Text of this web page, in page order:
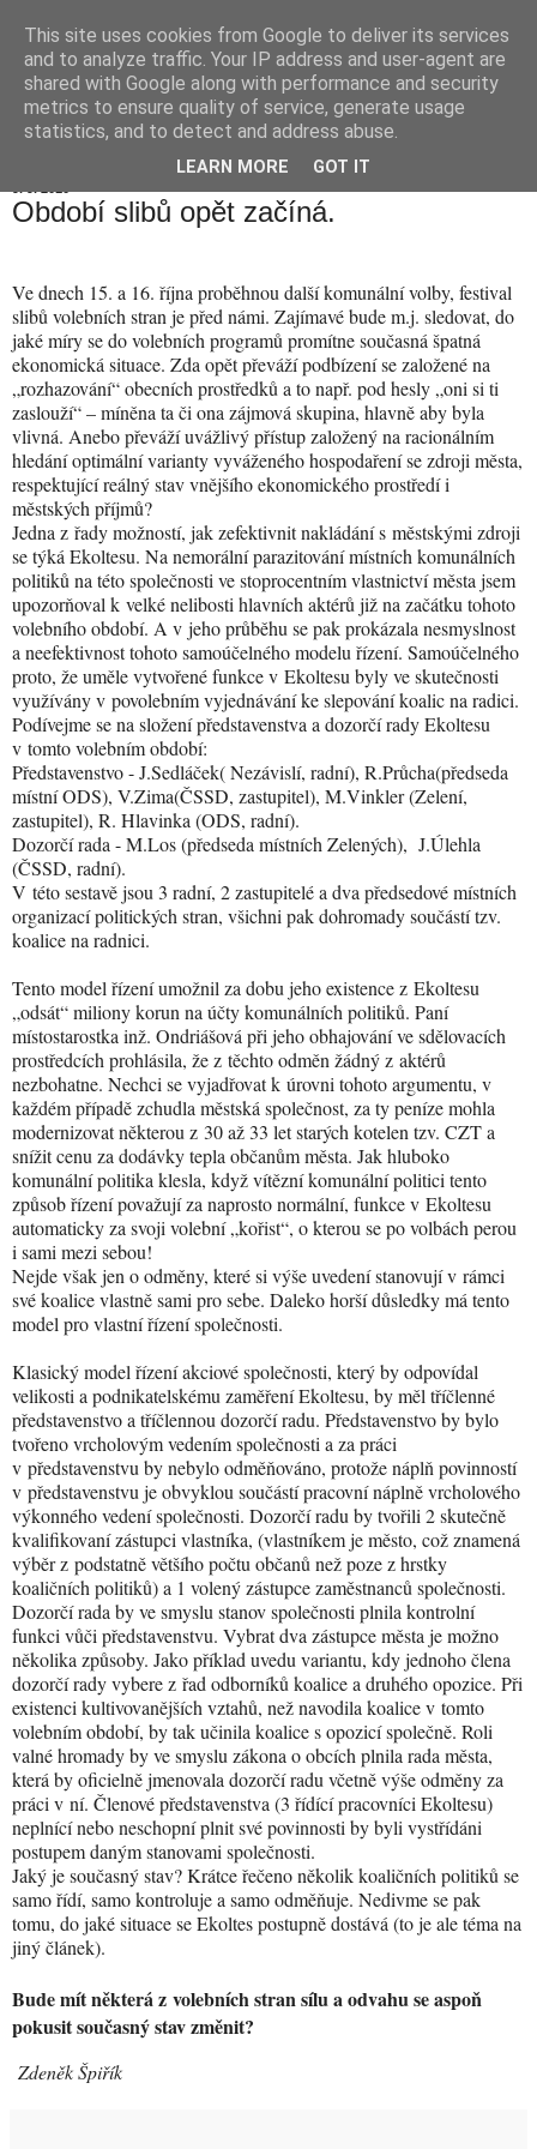
Hranické listy
Období slibů opět začíná.
Ve dnech 15. a 16. října proběhnou další komunální volby, festival
slibů volebních stran je před námi. Zajímavé bude m.j. sledovat, do
jaké míry se do volebních programů promítne současná špatná
ekonomická situace. Zda opět převáží podbízení se založené na
„rozhazování“ obecních prostředků a to např. pod hesly „oni si ti
zaslouží“ – míněna ta či ona zájmová skupina, hlavně aby byla
vlivná. Anebo převáží uvážlivý přístup založený na racionálním
hledání optimální varianty vyváženého hospodaření se zdroji města,
respektující reálný stav vnějšího ekonomického prostředí i
městských příjmů?
Jedna z řady možností, jak zefektivnit nakládání s městskými zdroji
se týká Ekoltesu. Na nemorální parazitování místních komunálních
politiků na této společnosti ve stoprocentním vlastnictví města jsem
upozorňoval k velké nelibosti hlavních aktérů již na začátku tohoto
volebního období. A v jeho průběhu se pak prokázala nesmyslnost
a neefektivnost tohoto samoúčelného modelu řízení. Samoúčelného
proto, že uměle vytvořené funkce v Ekoltesu byly ve skutečnosti
využívány v povolebním vyjednávání ke slepování koalic na radici.
Podívejme se na složení představenstva a dozorčí rady Ekoltesu
v tomto volebním období:
Představenstvo - J.Sedláček( Nezávislí, radní), R.Průcha(předseda
místní ODS), V.Zima(ČSSD, zastupitel), M.Vinkler (Zelení,
zastupitel), R. Hlavinka (ODS, radní).
Dozorčí rada - M.Los (předseda místních Zelených), J.Úlehla
(ČSSD, radní).
V této sestavě jsou 3 radní, 2 zastupitelé a dva předsedové místních
organizací politických stran, všichni pak dohromady součástí tzv.
koalice na radnici.
Tento model řízení umožnil za dobu jeho existence z Ekoltesu
„odsát“ miliony korun na účty komunálních politiků. Paní
místostarostka inž. Ondriášová při jeho obhajování ve sdělovacích
prostředcích prohlásila, že z těchto odměn žádný z aktérů
nezbohatne. Nechci se vyjadřovat k úrovni tohoto argumentu, v
každém případě zchudla městská společnost, za ty peníze mohla
modernizovat některou z 30 až 33 let starých kotelen tzv. CZT a
snížit cenu za dodávky tepla občanům města. Jak hluboko
komunální politika klesla, když vítězní komunální politici tento
způsob řízení považují za naprosto normální, funkce v Ekoltesu
automaticky za svoji volební „kořist“, o kterou se po volbách perou
i sami mezi sebou!
Nejde však jen o odměny, které si výše uvedení stanovují v rámci
své koalice vlastně sami pro sebe. Daleko horší důsledky má tento
model pro vlastní řízení společnosti.
Klasický model řízení akciové společnosti, který by odpovídal
velikosti a podnikatelskému zaměření Ekoltesu, by měl tříčlenné
představenstvo a tříčlennou dozorčí radu. Představenstvo by bylo
tvořeno vrcholovým vedením společnosti a za práci
v představenstvu by nebylo odměňováno, protože náplň povinností
v představenstvu je obvyklou součástí pracovní náplně vrcholového
výkonného vedení společnosti. Dozorčí radu by tvořili 2 skutečně
kvalifikovaní zástupci vlastníka, (vlastníkem je město, což znamená
výběr z podstatně většího počtu občanů než poze z hrstky
koaličních politiků) a 1 volený zástupce zaměstnanců společnosti.
Dozorčí rada by ve smyslu stanov společnosti plnila kontrolní
funkci vůči představenstvu. Vybrat dva zástupce města je možno
několika způsoby. Jako příklad uvedu variantu, kdy jednoho člena
dozorčí rady vybere z řad odborníků koalice a druhého opozice. Při
existenci kultivovanějších vztahů, než navodila koalice v tomto
volebním období, by tak učinila koalice s opozicí společně. Roli
valné hromady by ve smyslu zákona o obcích plnila rada města,
která by oficielně jmenovala dozorčí radu včetně výše odměny za
práci v ní. Členové představenstva (3 řídící pracovníci Ekoltesu)
neplnící nebo neschopní plnit své povinnosti by byli vystřídáni
postupem daným stanovami společnosti.
Jaký je současný stav? Krátce řečeno několik koaličních politiků se
samo řídí, samo kontroluje a samo odměňuje. Nedivme se pak
tomu, do jaké situace se Ekoltes postupně dostává (to je ale téma na
jiný článek).
Bude mít některá z volebních stran sílu a odvahu se aspoň
pokusit současný stav změnit?
Zdeněk Špiřík
This site uses cookies from Google to deliver its services
and to analyze traffic. Your IP address and user-agent are
shared with Google along with performance and security
metrics to ensure quality of service, generate usage
statistics, and to detect and address abuse.
LEARN MORE GOT IT